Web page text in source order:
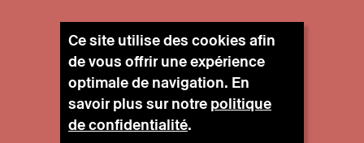
Ce site utilise des cookies afin
de vous offrir une expérience
optimale de navigation. En
savoir plus sur notre politique
de confidentialité.